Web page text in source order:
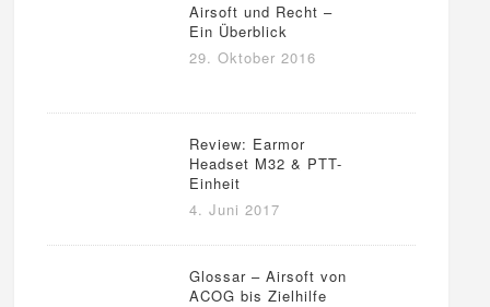
Airsoft und Recht –
Ein Überblick
29. Oktober 2016
Review: Earmor
Headset M32 & PTT-
Einheit
4. Juni 2017
Glossar – Airsoft von
ACOG bis Zielhilfe